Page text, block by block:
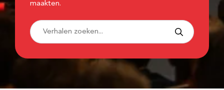
maakten.